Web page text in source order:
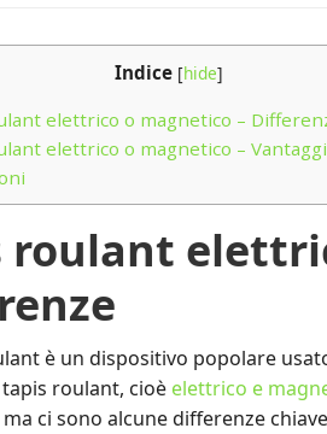
Indice [hide]
elettrico o magnetico –
elettrico o magnetico –
roulant
è un dispositivo popolare
roulant, cioè elettrico e
ci sono alcune differenze